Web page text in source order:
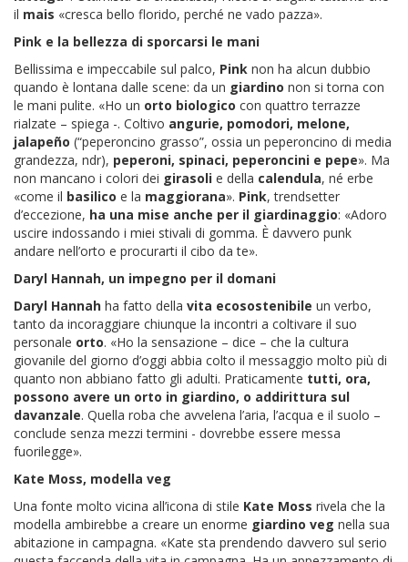
il mais «cresca bello florido, perché ne vado pazza».
Pink e la bellezza di sporcarsi le mani
Bellissima e impeccabile sul palco, Pink non ha alcun dubbio
quando è lontana dalle scene: da un giardino non si torna con
le mani pulite. «Ho un orto biologico con quattro terrazze
rialzate – spiega -. Coltivo angurie, pomodori, melone,
jalapeño (“peperoncino grasso”, ossia un peperoncino di media
grandezza, ndr), peperoni, spinaci, peperoncini e pepe». Ma
non mancano i colori dei girasoli e della calendula, né erbe
«come il basilico e la maggiorana». Pink, trendsetter
d’eccezione, ha una mise anche per il giardinaggio: «Adoro
uscire indossando i miei stivali di gomma. È davvero punk
andare nell’orto e procurarti il cibo da te».
Daryl Hannah, un impegno per il domani
Daryl Hannah ha fatto della vita ecosostenibile un verbo,
tanto da incoraggiare chiunque la incontri a coltivare il suo
personale orto. «Ho la sensazione – dice – che la cultura
giovanile del giorno d’oggi abbia colto il messaggio molto più di
quanto non abbiano fatto gli adulti. Praticamente tutti, ora,
possono avere un orto in giardino, o addirittura sul
davanzale. Quella roba che avvelena l’aria, l’acqua e il suolo –
conclude senza mezzi termini - dovrebbe essere messa
fuorilegge».
Kate Moss, modella veg
Una fonte molto vicina all’icona di stile Kate Moss rivela che la
modella ambirebbe a creare un enorme giardino veg nella sua
abitazione in campagna. «Kate sta prendendo davvero sul serio